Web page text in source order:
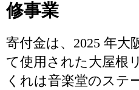
修事業
寄付金は、2025 年大
て使用された大屋根
くれは音楽堂のステ